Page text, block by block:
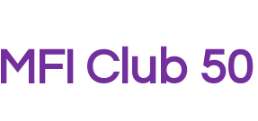
MFI Club 50